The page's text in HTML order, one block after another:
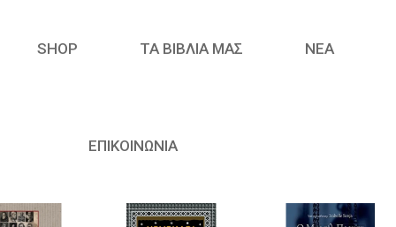
SHOP ΤΑ ΒΙΒΛΙΑ ΜΑΣ ΝΈΑ
ΕΠΙΚΟΙΝΩΝΙΑ